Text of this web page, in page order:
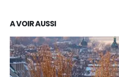
A VOIR AUSSI